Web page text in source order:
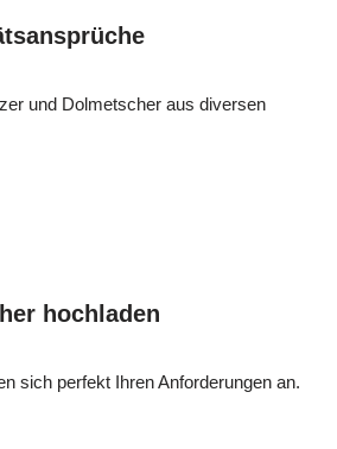
und Dolmetscher aus diversen
hochladen
sich perfekt Ihren Anforderungen an.